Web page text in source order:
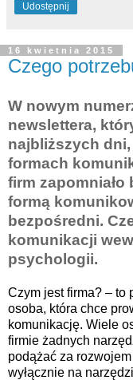
Udostępnij
16 kwietnia 2015
Czego
W nowym
newslettera,
najbliższych
formach
firm zapomniało
formą
bezpośredni.
komunikacji
psychologii.
Czym jest firma? – to
osoba, która chce
komunikację. Wiele
firmie żadnych
podążać za
wyłącznie na